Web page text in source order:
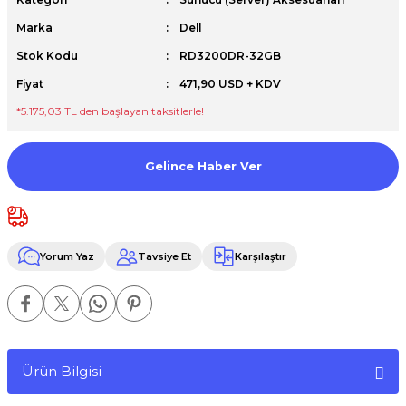
/ XPS+GPU
Marka Dell
Stok Kodu RD3200DR-32GB
Fiyat
471,90 USD + KDV
*5.175,03 TL den başlayan taksitlerle!
Gelince Haber Ver
Yorum Yaz Tavsiye Et Karşılaştır
Ürün Bilgisi